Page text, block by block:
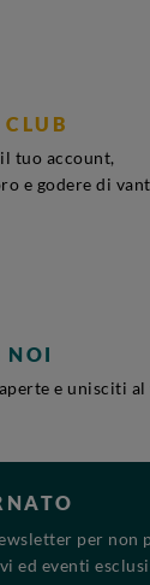
tuo account,
e godere di
NOI
e unisciti al
per non
ed eventi